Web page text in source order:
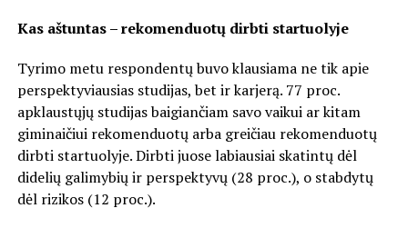
Kas aštuntas – rekomenduotų dirbti startuolyje
Tyrimo metu respondentų buvo klausiama ne tik apie
perspektyviausias studijas, bet ir karjerą. 77 proc.
apklaustųjų studijas baigiančiam savo vaikui ar kitam
giminaičiui rekomenduotų arba greičiau rekomenduotų
dirbti startuolyje. Dirbti juose labiausiai skatintų dėl
didelių galimybių ir perspektyvų (28 proc.), o stabdytų
dėl rizikos (12 proc.).